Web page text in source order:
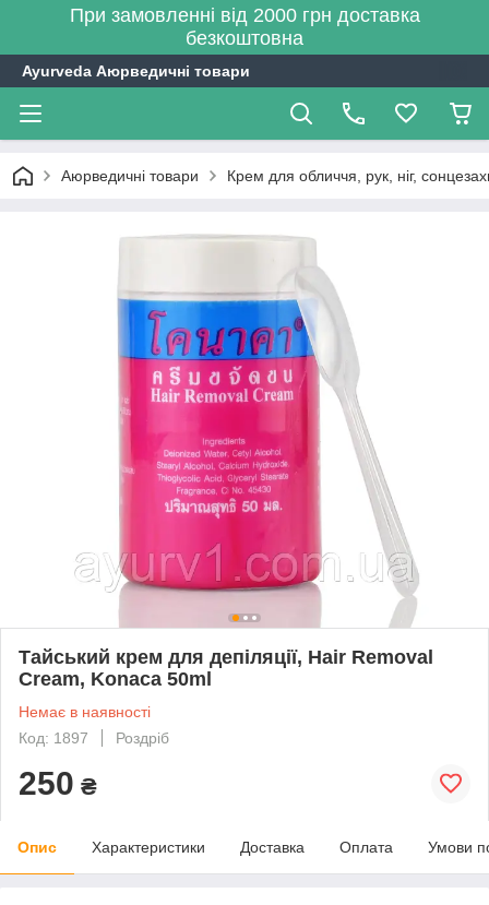
При замовленні від 2000 грн доставка
безкоштовна
Ayurveda Аюрведичні товари
Аюрведичні товари Крем для обличчя, рук, ніг,
Тайський крем для депіляції, Hair Removal
Cream, Konaca 50ml
Немає в наявності
Код: 1897
Роздріб
250 ₴
Опис Характеристики Доставка Оплата Умови